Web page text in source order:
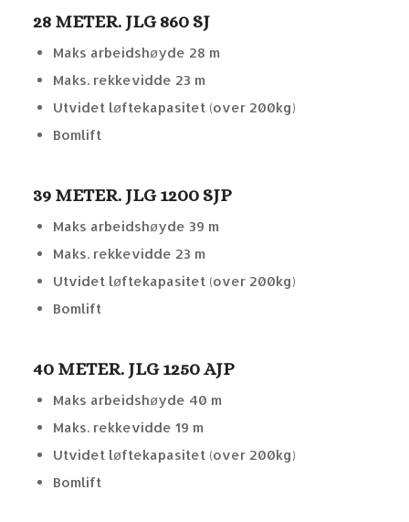
28 METER. JLG 860 SJ
Maks arbeidshøyde 28 m
Maks. rekkevidde 23 m
Utvidet løftekapasitet (over 200kg)
Bomlift
39 METER. JLG 1200 SJP
Maks arbeidshøyde 39 m
Maks. rekkevidde 23 m
Utvidet løftekapasitet (over 200kg)
Bomlift
40 METER. JLG 1250 AJP
Maks arbeidshøyde 40 m
Maks. rekkevidde 19 m
Utvidet løftekapasitet (over 200kg)
Bomlift